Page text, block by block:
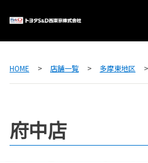
HOME 店舗一覧 多摩東地区
府中店